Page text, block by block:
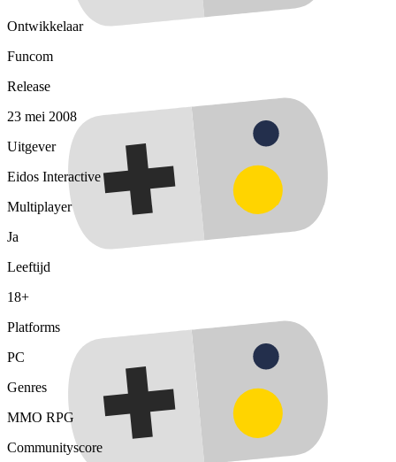
Ontwikkelaar
Funcom
Release
23 mei 2008
Uitgever
Eidos Interactive
Multiplayer
Ja
Leeftijd
18+
Platforms
PC
Genres
MMO RPG
Communityscore